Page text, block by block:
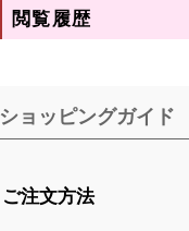
閲覧履歴
ショッピングガイド
ご注文方法